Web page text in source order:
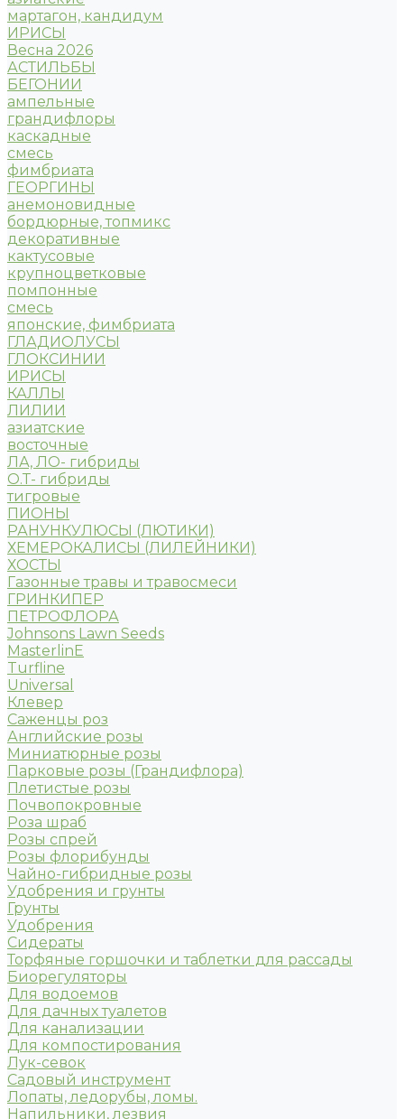
мартагон, кандидум
ИРИСЫ
Весна 2026
АСТИЛЬБЫ
БЕГОНИИ
ампельные
грандифлоры
каскадные
смесь
фимбриата
ГЕОРГИНЫ
анемоновидные
бордюрные, топмикс
декоративные
кактусовые
крупноцветковые
помпонные
смесь
японские, фимбриата
ГЛАДИОЛУСЫ
ГЛОКСИНИИ
ИРИСЫ
КАЛЛЫ
ЛИЛИИ
азиатские
восточные
ЛА, ЛО- гибриды
О.Т- гибриды
тигровые
ПИОНЫ
РАНУНКУЛЮСЫ (ЛЮТИКИ)
ХЕМЕРОКАЛИСЫ (ЛИЛЕЙНИКИ)
ХОСТЫ
Газонные травы и травосмеси
ГРИНКИПЕР
ПЕТРОФЛОРА
Johnsons Lawn Seeds
MasterlinE
Turfline
Universal
Клевер
Саженцы роз
Английские розы
Миниатюрные розы
Парковые розы (Грандифлора)
Плетистые розы
Почвопокровные
Роза шраб
Розы спрей
Розы флорибунды
Чайно-гибридные розы
Удобрения и грунты
Грунты
Удобрения
Сидераты
Торфяные горшочки и таблетки для рассады
Биорегуляторы
Для водоемов
Для дачных туалетов
Для канализации
Для компостирования
Лук-севок
Садовый инструмент
Лопаты, ледорубы, ломы.
Напильники, лезвия